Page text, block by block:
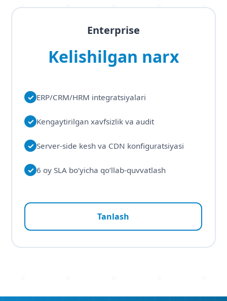
Enterprise
Kelishilgan narx
✓ ERP/CRM/HRM integratsiyalari
✓ Kengaytirilgan xavfsizlik va audit
✓ Server-side kesh va CDN konfiguratsiyasi
✓ 6 oy SLA bo‘yicha qo‘llab-quvvatlash
Tanlash